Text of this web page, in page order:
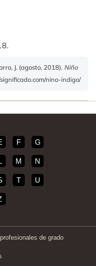
J. (agosto, 2018). Niño
nino-indigo/
F G
M N
T U
de grado